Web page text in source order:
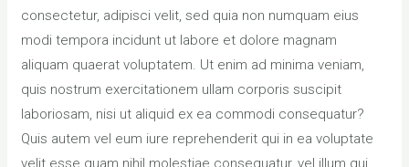
consectetur, adipisci velit, sed quia non numquam eius
modi tempora incidunt ut labore et dolore magnam
aliquam quaerat voluptatem. Ut enim ad minima veniam,
quis nostrum exercitationem ullam corporis suscipit
laboriosam, nisi ut aliquid ex ea commodi consequatur?
Quis autem vel eum iure reprehenderit qui in ea voluptate
velit esse quam nihil molestiae consequatur, vel illum qui